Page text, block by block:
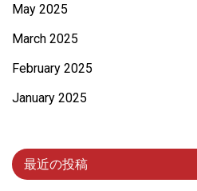
May 2025
March 2025
February 2025
January 2025
最近の投稿